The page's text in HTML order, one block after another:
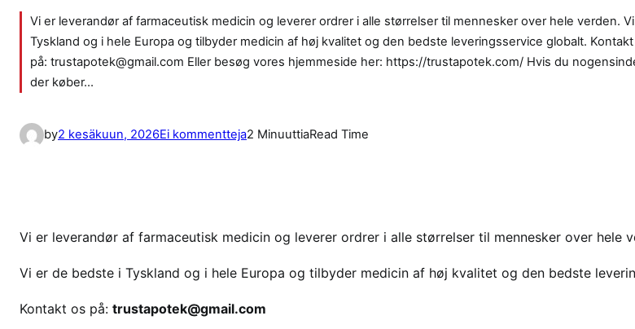
Vi er leverandør af farmaceutisk medicin og leverer ordrer i alle størrelser til mennesker over hele verden.
Tyskland og i hele Europa og tilbyder medicin af høj kvalitet og den bedste leveringsservice globalt.
på: trustapotek@gmail.com Eller besøg vores hjemmeside her: https://trustapotek.com/ Hvis du
der køber…
by2 kesäkuun, 2026Ei kommenttejaa
k
l
i
2 MinuuttiaRead Time
Vi er leverandør af farmaceutisk medicin og leverer ordrer i alle størrelser til mennesker over hele
Vi er de bedste i Tyskland og i hele Europa og tilbyder medicin af høj kvalitet og den bedste
Kontakt os på: trustapotek@gmail.com